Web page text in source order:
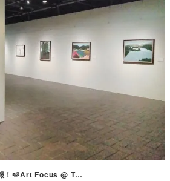
！🍉Art Focus @ T…